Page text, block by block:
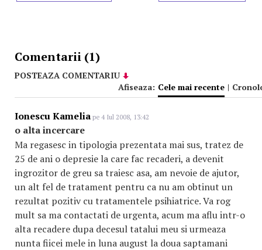
Comentarii (1)
POSTEAZA COMENTARIU
Afiseaza: Cele mai recente |
Ionescu Kamelia pe 4 Iul 2008, 13:42
o alta incercare
Ma regasesc in tipologia prezentata mai sus, tratez de
25 de ani o depresie la care fac recaderi, a devenit
ingrozitor de greu sa traiesc asa, am nevoie de ajutor,
un alt fel de tratament pentru ca nu am obtinut un
rezultat pozitiv cu tratamentele psihiatrice. Va rog
mult sa ma contactati de urgenta, acum ma aflu intr-o
alta recadere dupa decesul tatalui meu si urmeaza
nunta fiicei mele in luna august la doua saptamani